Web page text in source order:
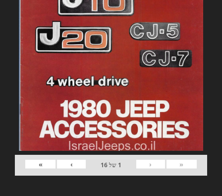
«
‹
1 של16
›
»